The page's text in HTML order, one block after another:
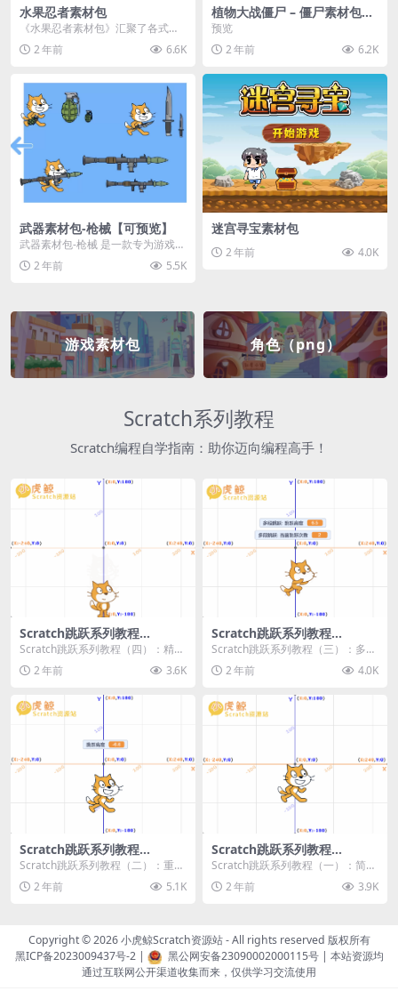
水果忍者素材包
《水果忍者素材包》汇聚了各式鲜
美诱人的水果图像与清脆悦耳的切
割音效，专为追求极致...
2 年前 6.6K
植物大战僵尸 – 僵尸素材包
【可预览】
预览
2 年前
6.2K
武器素材包-枪械【可预览】
武器素材包-枪械 是一款专为游戏开
发者和创作者设计的素材包，包含
多种高质量的枪械...
2 年前 5.5K
迷宫寻宝素材包
2 年前 4.0K
游戏素材包 角色（png）
Scratch系列教程
Scratch编程自学指南：助你迈向编程高手！
Scratch跳跃系列教程
（四）：精准着陆
Scratch跳跃系列教程（四）：精准
着陆 作者：小虎鲸Scratch资源站
... 2 年前 3.6K
Scratch跳跃系列教程
（三）：多段跳跃
Scratch跳跃系列教程（三）：多段
跳跃 作者：小虎鲸Scratch资源站
连...2 年前 4.0K
Scratch跳跃系列教程
（二）：重力跳跃
Scratch跳跃系列教程（二）：重力
跳跃 作者：小虎鲸Scratch资源站
按...2 年前 5.1K
Scratch跳跃系列教程
（一）：简单跳跃
Scratch跳跃系列教程（一）：简单
跳跃 作者：小虎鲸Scratch资源站
按...2 年前 3.9K
Copyright © 2026小虎鲸Scratch资源站- All rights reserved 版权所有
黑ICP备2023009437号-2| 黑公网安备23090002000115号| 本站资源均
通过互联网公开渠道收集而来，仅供学习交流使用